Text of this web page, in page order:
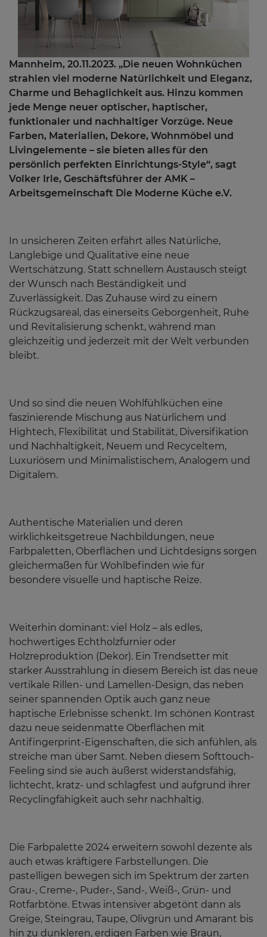
Mannheim, 20.11.2023. „Die neuen Wohnküchen
strahlen viel moderne Natürlichkeit und Eleganz,
Charme und Behaglichkeit aus. Hinzu kommen
jede Menge neuer optischer, haptischer,
funktionaler und nachhaltiger Vorzüge. Neue
Farben, Materialien, Dekore, Wohnmöbel und
Livingelemente – sie bieten alles für den
persönlich perfekten Einrichtungs-Style“, sagt
Volker Irle, Geschäftsführer der AMK –
Arbeitsgemeinschaft Die Moderne Küche e.V.
In unsicheren Zeiten erfährt alles Natürliche,
Langlebige und Qualitative eine neue
Wertschätzung. Statt schnellem Austausch steigt
der Wunsch nach Beständigkeit und
Zuverlässigkeit. Das Zuhause wird zu einem
Rückzugsareal, das einerseits Geborgenheit, Ruhe
und Revitalisierung schenkt, während man
gleichzeitig und jederzeit mit der Welt verbunden
bleibt.
Und so sind die neuen Wohlfühlküchen eine
faszinierende Mischung aus Natürlichem und
Hightech, Flexibilität und Stabilität, Diversifikation
und Nachhaltigkeit, Neuem und Recyceltem,
Luxuriösem und Minimalistischem, Analogem und
Digitalem.
Authentische Materialien und deren
wirklichkeitsgetreue Nachbildungen, neue
Farbpaletten, Oberflächen und Lichtdesigns sorgen
gleichermaßen für Wohlbefinden wie für
besondere visuelle und haptische Reize.
Weiterhin dominant: viel Holz – als edles,
hochwertiges Echtholzfurnier oder
Holzreproduktion (Dekor). Ein Trendsetter mit
starker Ausstrahlung in diesem Bereich ist das neue
vertikale Rillen- und Lamellen-Design, das neben
seiner spannenden Optik auch ganz neue
haptische Erlebnisse schenkt. Im schönen Kontrast
dazu neue seidenmatte Oberflächen mit
Antifingerprint-Eigenschaften, die sich anfühlen, als
streiche man über Samt. Neben diesem Softtouch-
Feeling sind sie auch äußerst widerstandsfähig,
lichtecht, kratz- und schlagfest und aufgrund ihrer
Recyclingfähigkeit auch sehr nachhaltig.
Die Farbpalette 2024 erweitern sowohl dezente als
auch etwas kräftigere Farbstellungen. Die
pastelligen bewegen sich im Spektrum der zarten
Grau-, Creme-, Puder-, Sand-, Weiß-, Grün- und
Rotfarbtöne. Etwas intensiver abgetönt dann als
Greige, Steingrau, Taupe, Olivgrün und Amarant bis
hin zu dunkleren, erdigen Farben wie Braun,